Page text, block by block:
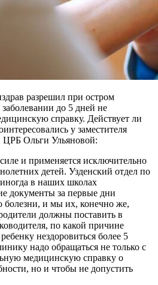
разрешил при остром
до 5 дней не
справку. Действует ли
у заместителя
ЦРБ Ольги Ульяновой:
и применяется исключительно
детей. Узденский отдел по
в наших школах
документы за первые дни
болезни, и мы их, конечно же,
должны поставить в
по какой причине
нездоровиться более 5
надо обращаться не только с
медицинскую справку о
но и чтобы не допустить